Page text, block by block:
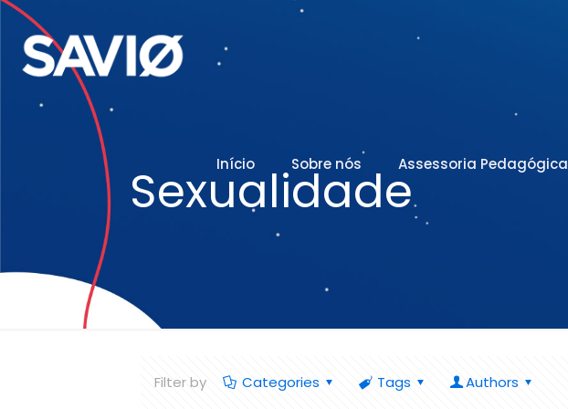
Início Sobre nós Assessoria Pedagógica
Sexualidade
Filter by Categories Tags Authors